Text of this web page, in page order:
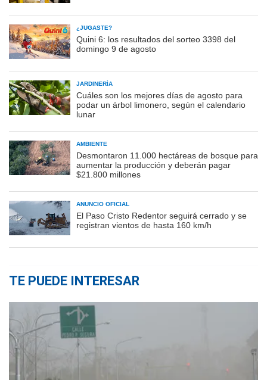
¿JUGASTE?
Quini 6: los resultados del sorteo 3398 del
domingo 9 de agosto
JARDINERÍA
Cuáles son los mejores días de agosto para
podar un árbol limonero, según el calendario
lunar
AMBIENTE
Desmontaron 11.000 hectáreas de bosque para
aumentar la producción y deberán pagar
$21.800 millones
ANUNCIO OFICIAL
El Paso Cristo Redentor seguirá cerrado y se
registran vientos de hasta 160 km/h
TE PUEDE INTERESAR